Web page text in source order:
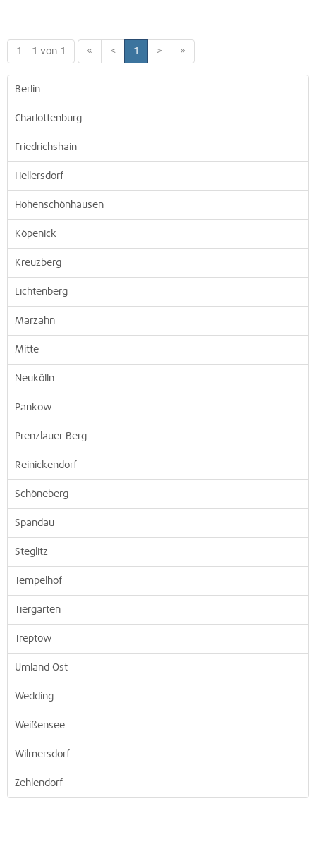
1 - 1 von 1 « < 1 > »
Berlin
Charlottenburg
Friedrichshain
Hellersdorf
Hohenschönhausen
Köpenick
Kreuzberg
Lichtenberg
Marzahn
Mitte
Neukölln
Pankow
Prenzlauer Berg
Reinickendorf
Schöneberg
Spandau
Steglitz
Tempelhof
Tiergarten
Treptow
Umland Ost
Wedding
Weißensee
Wilmersdorf
Zehlendorf